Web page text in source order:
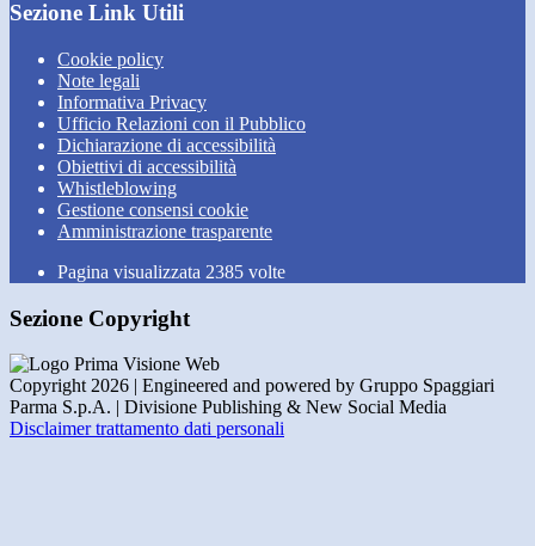
Sezione Link Utili
Cookie policy
Note legali
Informativa Privacy
Ufficio Relazioni con il Pubblico
Dichiarazione di accessibilità
Obiettivi di accessibilità
Whistleblowing
Gestione consensi cookie
Amministrazione trasparente
Pagina visualizzata 2385 volte
Sezione Copyright
Copyright 2026 | Engineered and powered by Gruppo Spaggiari
Parma S.p.A. | Divisione Publishing & New Social Media
Disclaimer trattamento dati personali